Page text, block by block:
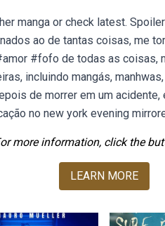
manga or check latest.
ao de tantas coisas, me
#fofo de todas as coisas,
incluindo mangás,
de morrer em um
no new york evening
more information, click the
LEARN MORE